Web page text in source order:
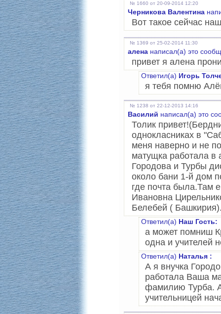
№ 1660 от 20-09-2014 12:20
Черникова Валентина
Вот такое сейчас
№ 1369 от 25-02-2014 11:30
алена написал(а) это
привет я алена
Ответил(а) Игорь
я тебя помню
№ 1238 от 22-12-2013 14:16
Василий написал(а) это
Толик
однокласниках в
меня наверно и не
матущка работала в
Городова и Турбы
около бани 1-й дом
где почта была.Там
Ивановна
Белебей (
Ответил(а) Наш Гость:
а может помниш
одна и учителей
Ответил(а) Наталья :
А я внучка
работала Ваша
фамилию Турба.
учительницей